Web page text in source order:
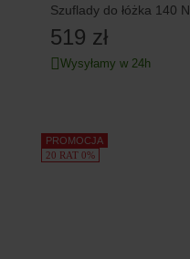
Szuflady do łóżka 140
519 zł
Wysyłamy w 24h
PROMOCJA
20 RAT 0%